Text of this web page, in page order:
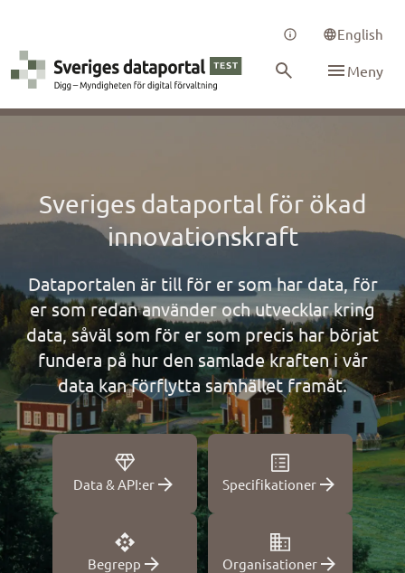
English
Meny
Sveriges dataportal för ökad
innovationskraft
Dataportalen är till för er som har data, för
er som redan använder och utvecklar kring
data, såväl som för er som precis har börjat
fundera på hur den samlade kraften i vår
data kan förflytta samhället framåt.
Data & API:er Specifikationer
Begrepp Organisationer